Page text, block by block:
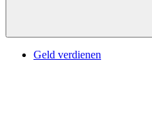
Geld verdienen